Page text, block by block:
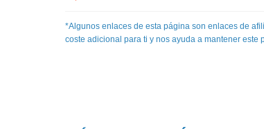
*Algunos enlaces de esta página son enlaces de
coste adicional para ti y nos ayuda a mantener este